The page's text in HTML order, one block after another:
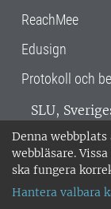
Denna
webbläsare.
ska fungera
Hantera valbara
ReachMee
Edusign
Protokoll och
SLU,
Alnarp,
018-67 10